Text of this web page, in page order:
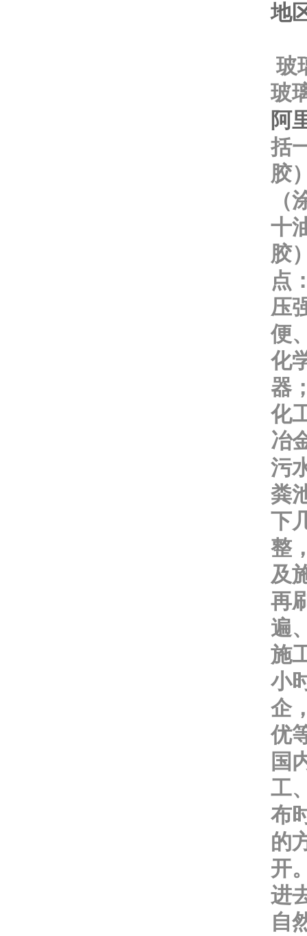
地
玻
玻
阿
括
胶
十
胶
点
压
便
化
器
化
冶
污
粪
下
整
及
再
遍
施
小
企
优
国
工
布
的
开
进
自